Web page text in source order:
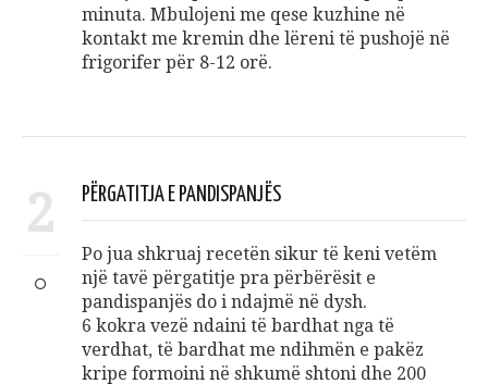
minuta. Mbulojeni me qese kuzhine në
kontakt me kremin dhe lëreni të pushojë në
frigorifer për 8-12 orë.
2 PËRGATITJA E PANDISPANJËS
Po jua shkruaj recetën sikur të keni vetëm
një tavë përgatitje pra përbërësit e
pandispanjës do i ndajmë në dysh.
6 kokra vezë ndaini të bardhat nga të
verdhat, të bardhat me ndihmën e pakëz
kripe formoini në shkumë shtoni dhe 200